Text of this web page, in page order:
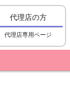
代理店の方
代理店専用ページ